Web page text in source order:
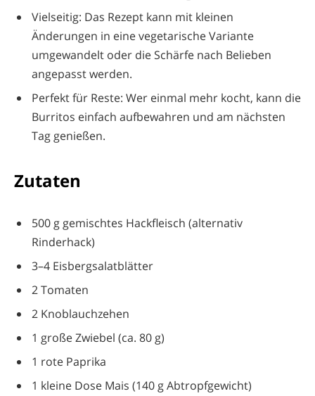
Vielseitig: Das Rezept kann mit kleinen
Änderungen in eine vegetarische Variante
umgewandelt oder die Schärfe nach Belieben
angepasst werden.
Perfekt für Reste: Wer einmal mehr kocht, kann die
Burritos einfach aufbewahren und am nächsten
Tag genießen.
Zutaten
500 g gemischtes Hackfleisch (alternativ
Rinderhack)
3–4 Eisbergsalatblätter
2 Tomaten
2 Knoblauchzehen
1 große Zwiebel (ca. 80 g)
1 rote Paprika
1 kleine Dose Mais (140 g Abtropfgewicht)